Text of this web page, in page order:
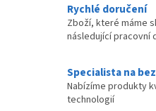
Rychlé doručení
Zboží, které máme
následující pracovní
Specialista na
Nabízíme produkty
technologií